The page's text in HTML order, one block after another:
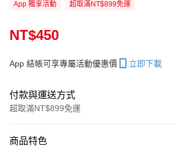
App 獨享活動 超取滿NT$899免運
NT$450
App 結帳可享專屬活動優惠價 立即下載
付款與運送方式
超取滿NT$899免運
信用卡一次付款
商品特色